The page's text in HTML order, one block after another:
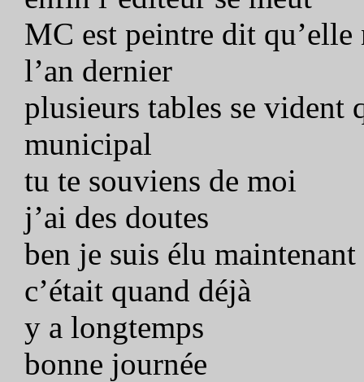
MC est peintre dit qu’elle
l’an dernier
plusieurs tables se
municipal
tu te souviens de moi
j’ai des doutes
ben je suis élu maintenant
c’était quand déjà
y a longtemps
bonne journée